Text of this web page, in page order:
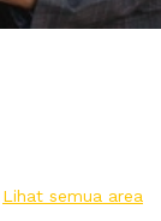
Lihat semua area